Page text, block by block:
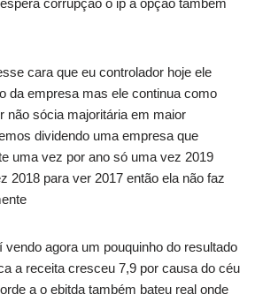
corrupção o ip a opção também
cara que eu controlador hoje ele
da empresa mas ele continua como
não sócia majoritária em maior
dividendo uma empresa que
uma vez por ano só uma vez 2019
2018 para ver 2017 então ela não faz
vendo agora um pouquinho do resultado
a receita cresceu 7,9 por causa do céu
a o ebitda também bateu real onde